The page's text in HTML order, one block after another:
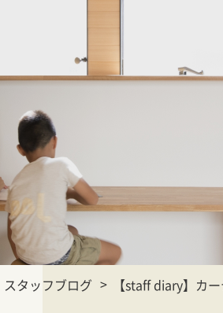
スタッフブログ 【staff diary】カ